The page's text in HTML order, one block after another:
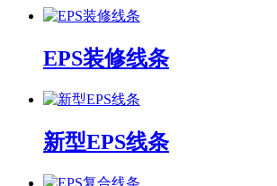
EPS装修线条
新型EPS线条